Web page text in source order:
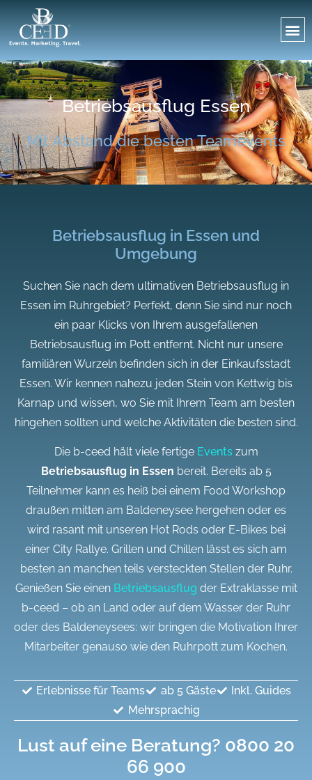
Betriebsausflug Essen
Mit Abstand die besten Teamevents
Betriebsausflug in Essen und
Umgebung
Suchen Sie nach dem ultimativen Betriebsausflug in
Essen im Ruhrgebiet? Perfekt, denn Sie sind nur noch
ein paar Klicks von Ihrem ausgefallenen
Betriebsausflug im Pott entfernt. Nicht nur unsere
familiären Wurzeln befinden sich in der Einkaufsstadt
Essen. Wir kennen nahezu jeden Stein von Kettwig bis
Karnap und wissen, wo Sie mit Ihrem Team am besten
hingehen sollten und welche Aktivitäten die besten sind.
Die b-ceed hält viele fertige Eventszum
Betriebsausflug in Essen bereit. Bereits ab 5
Teilnehmer kann es heiß bei einem Food Workshop
draußen mitten am Baldeneysee hergehen oder es
wird rasant mit unseren Hot Rods oder E-Bikes bei
einer City Rallye. Grillen und Chillen lässt es sich am
besten an manchen teils versteckten Stellen der Ruhr.
Genießen Sie einen Betriebsausflug der Extraklasse mit
b-ceed – ob an Land oder auf dem Wasser der Ruhr
oder des Baldeneysees: wir bringen die Motivation Ihrer
Mitarbeiter genauso wie den Ruhrpott zum Kochen.
Erlebnisse für Teams ab 5 Gäste
Inkl. Guides
Mehrsprachig
Lust auf eine Beratung? 0800 20
66 900